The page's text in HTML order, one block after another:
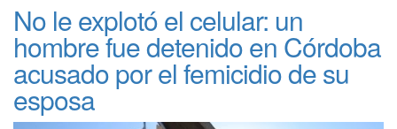
No le explotó el celular: un
hombre fue detenido en Córdoba
acusado por el femicidio de su
esposa